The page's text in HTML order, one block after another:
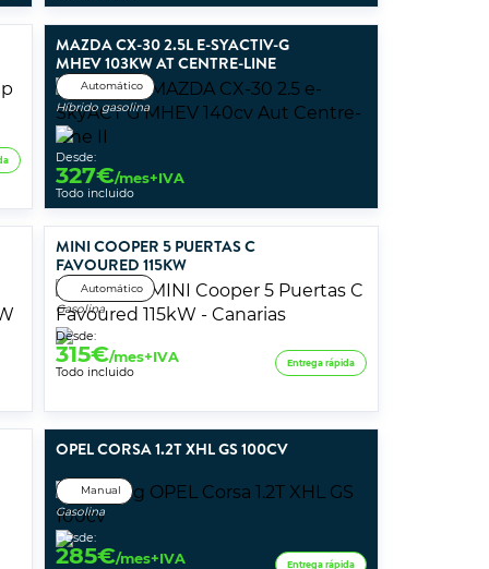
MAZDA CX-30 2.5L E-SYACTIV-G
MHEV 103KW AT CENTRE-LINE
Automático
Híbrido gasolina
Desde:
327€/mes+IVA
Todo incluido
MINI COOPER 5 PUERTAS C
FAVOURED 115KW
Automático
Gasolina
Desde:
315€/mes+IVA
Todo incluido
Entrega rápida
OPEL CORSA 1.2T XHL GS 100CV
Manual
Gasolina
Desde:
285€/mes+IVA Entrega rápida